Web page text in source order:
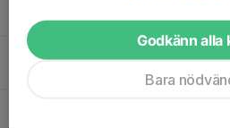
21
Godkänn alla
Bara